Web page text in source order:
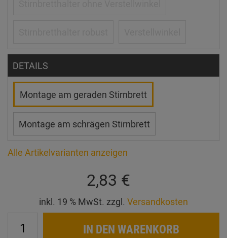
DETAILS
Montage am geraden Stirnbrett
Montage am schrägen Stirnbrett
Alle Artikelvarianten anzeigen
2,83 €
inkl. 19 % MwSt. zzgl. Versandkosten
IN DEN WARENKORB